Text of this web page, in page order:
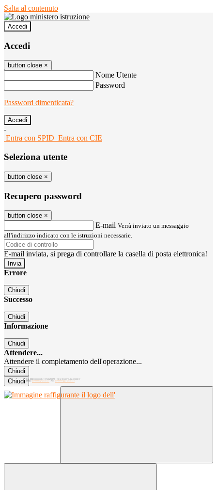
Salta al contenuto
Accedi
Accedi
button close ×
Nome Utente
Password
Password dimenticata?
-
Entra con SPID Entra con CIE
Seleziona utente
button close ×
Recupero password
button close ×
E-mail Verrà inviato un messaggio
all'indirizzo indicato con le istruzioni necessarie.
E-mail inviata, si prega di controllare la casella di posta elettronica!
Errore
Chiudi
Successo
Chiudi
Informazione
Chiudi
Attendere...
Attendere il completamento dell'operazione...
Chiudi
Chiudi
C.M. MIRC300004 | C.F. 97040260156 | Tel. 02.8260979 - 02.89300137
EMAIL: mirc300004@istruzione.it | PEC: mirc300004@pec.istruzione.it